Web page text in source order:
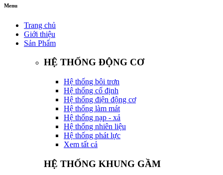
Menu
Trang chủ
Giới thiệu
Sản Phẩm
HỆ THỐNG ĐỘNG CƠ
Hệ thống bôi trơn
Hệ thống cố định
Hệ thống điện động cơ
Hệ thống làm mát
Hệ thống nạp - xả
Hệ thống nhiên liệu
Hệ thống phát lực
Xem tất cả
HỆ THỐNG KHUNG GẦM